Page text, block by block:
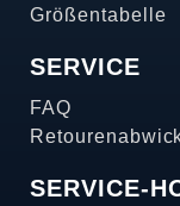
Größentabelle
SERVICE
FAQ
SERVICE-